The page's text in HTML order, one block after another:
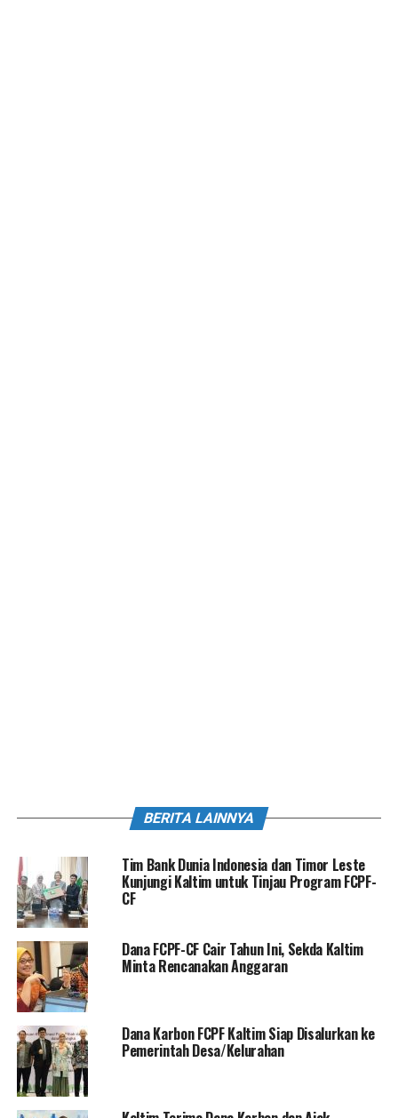
BERITA LAINNYA
Tim Bank Dunia Indonesia dan Timor Leste
Kunjungi Kaltim untuk Tinjau Program FCPF-
CF
Dana FCPF-CF Cair Tahun Ini, Sekda Kaltim
Minta Rencanakan Anggaran
Dana Karbon FCPF Kaltim Siap Disalurkan ke
Pemerintah Desa/Kelurahan